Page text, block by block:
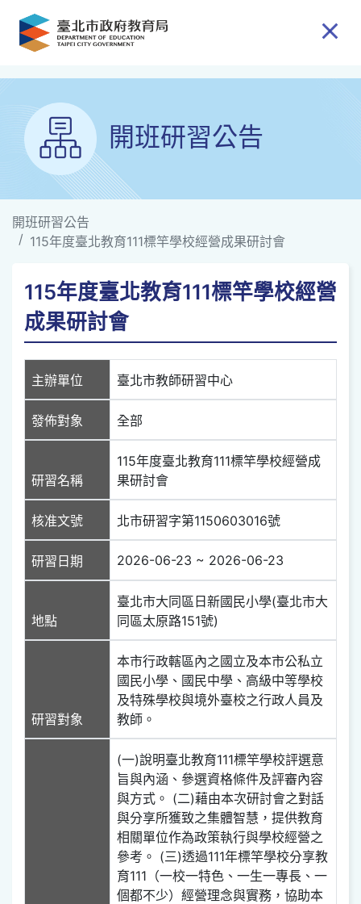
跳到主要內容
開班研習公告
開班研習公告
115年度臺北教育111標竿學校經營成果研討會
115年度臺北教育111標竿學校經營
成果研討會
主辦單位 臺北市教師研習中心
發佈對象 全部
研習名稱
115年度臺北教育111標竿學校經營成
果研討會
核准文號 北市研習字第1150603016號
研習日期 2026-06-23 ~ 2026-06-23
地點
臺北市大同區日新國民小學(臺北市大
同區太原路151號)
研習對象
本市行政轄區內之國立及本市公私立
國民小學、國民中學、高級中等學校
及特殊學校與境外臺校之行政人員及
教師。
(一)說明臺北教育111標竿學校評選意
旨與內涵、參選資格條件及評審內容
與方式。 (二)藉由本次研討會之對話
與分享所獲致之集體智慧，提供教育
相關單位作為政策執行與學校經營之
參考。 (三)透過111年標竿學校分享教
育111（一校一特色、一生一專長、一
個都不少）經營理念與實務，協助本